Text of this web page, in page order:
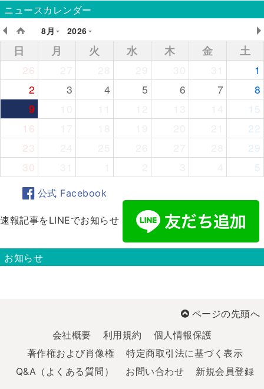
ニュースカレンダー
8月
2026
日 月 火 水 木 金
土
26
1
2
3 4 5 6 7
8
9
15
16
22
23
29
30
5
公式 Facebook
速報記事をLINEでお知らせ
お知らせ
ページの先頭へ
会社概要
利用規約
個人情報保護
著作権および肖像権
特定商取引法に基づく表示
Q&A（よくある質問）
お問い合わせ 新規会員登録